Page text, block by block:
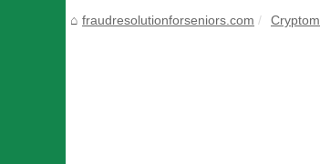
fraudresolutionforseniors.com